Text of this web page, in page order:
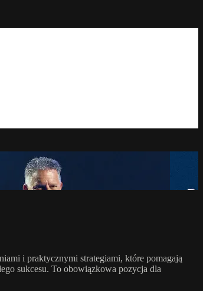
i praktycznymi strategiami, które pomagają
sukcesu. To obowiązkowa pozycja dla